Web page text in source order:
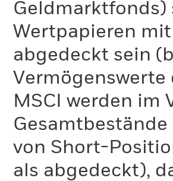
Potenzial, diese Emissionen im
Emissionstrend der Unternehmen
Bandbreite liegen.
Bei dieser Berechnung werden
ITR-Kennzahl verwendeten
Da bei der Berechnung der ITR-
die ITR-Kennzahl von MSCI für
und die Variabilität der Kennzahl
Geldmarktfonds)
Wertpapieren mit
abgedeckt sein
Vermögenswerte
MSCI werden im
von Short-
als abgedeckt),